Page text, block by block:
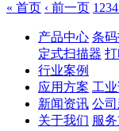
« 首页 ‹ 前一页 1 234
产品中心 条
定式扫描器
行业案例
应用方案 工
新闻资讯 公
关于我们 服